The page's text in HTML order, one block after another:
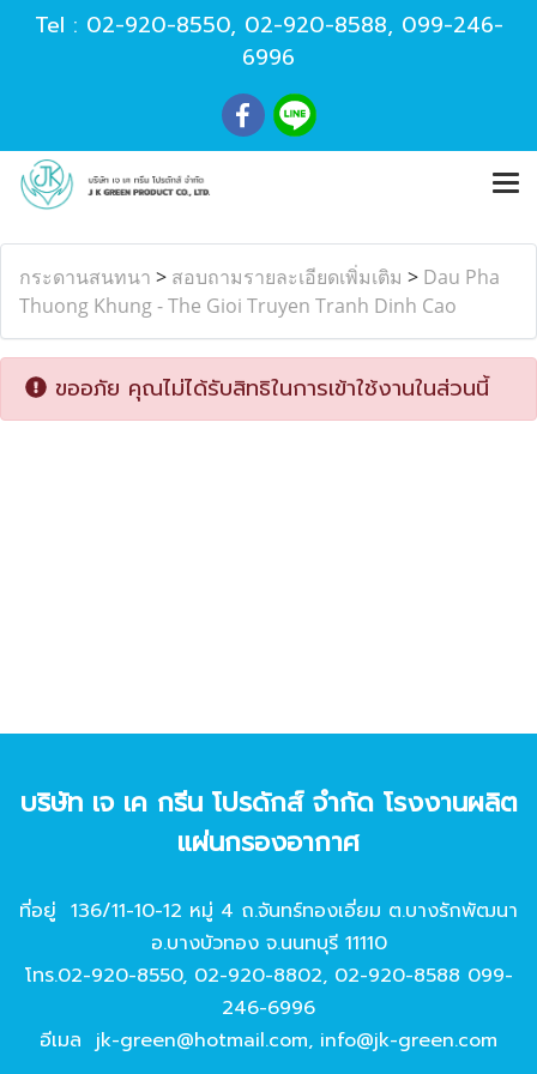
Tel : 02-920-8550, 02-920-8588, 099-246-
6996
กระดานสนทนา > สอบถามรายละเอียดเพิ่มเติม > Dau Pha
Thuong Khung - The Gioi Truyen Tranh Dinh Cao
ขออภัย คุณไม่ได้รับสิทธิในการเข้าใช้งานในส่วนนี้
บริษัท เจ เค กรีน โปรดักส์ จํากัด โรงงานผลิต
แผ่นกรองอากาศ
ที่อยู่ 136/11-10-12 หมู่ 4 ถ.จันทร์ทองเอี่ยม ต.บางรักพัฒนา
อ.บางบัวทอง จ.นนทบุรี 11110
โทร.02-920-8550, 02-920-8802, 02-920-8588 099-
246-6996
อีเมล jk-green@hotmail.com, info@jk-green.com